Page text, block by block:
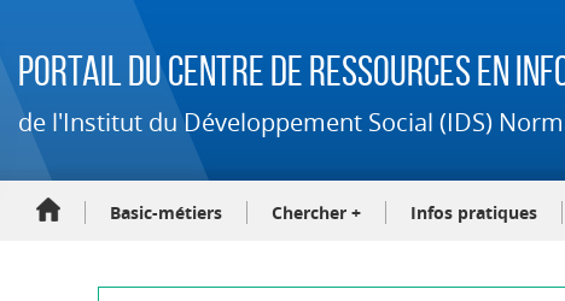
Portail du Centre de Ressources en
de l'Institut du Développement Social (IDS)
Basic-métiers Chercher + Infos pratiques